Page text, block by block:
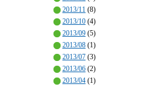
2013/11 (8)
2013/10 (4)
2013/09 (5)
2013/08 (1)
2013/07 (3)
2013/06 (2)
2013/04 (1)